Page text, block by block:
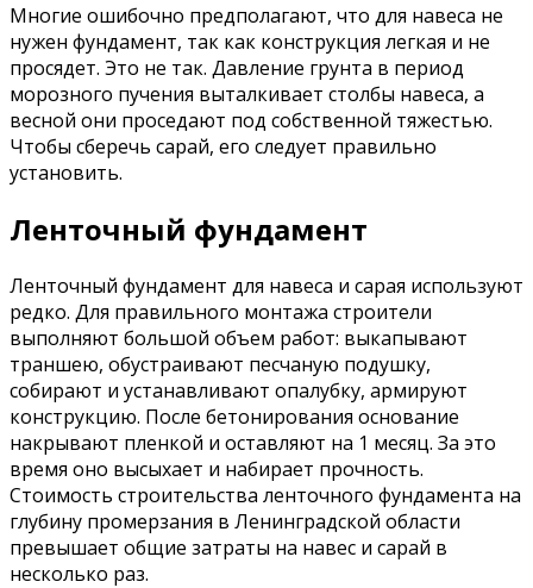
Многие ошибочно предполагают, что для навеса не
нужен фундамент, так как конструкция легкая и не
просядет. Это не так. Давление грунта в период
морозного пучения выталкивает столбы навеса, а
весной они проседают под собственной тяжестью.
Чтобы сберечь сарай, его следует правильно
установить.
Ленточный фундамент
Ленточный фундамент для навеса и сарая используют
редко. Для правильного монтажа строители
выполняют большой объем работ: выкапывают
траншею, обустраивают песчаную подушку,
собирают и устанавливают опалубку, армируют
конструкцию. После бетонирования основание
накрывают пленкой и оставляют на 1 месяц. За это
время оно высыхает и набирает прочность.
Стоимость строительства ленточного фундамента на
глубину промерзания в Ленинградской области
превышает общие затраты на навес и сарай в
несколько раз.